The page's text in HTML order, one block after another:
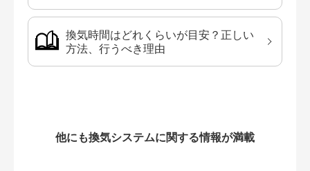
換気時間はどれくらいが目安？正しい
方法、行うべき理由
他にも換気システムに関する情報が満載